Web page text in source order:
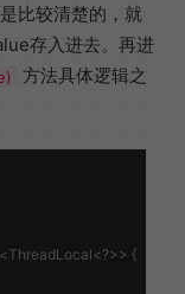
比较清楚的，就
存入进去。再进
方法具体逻辑之
{